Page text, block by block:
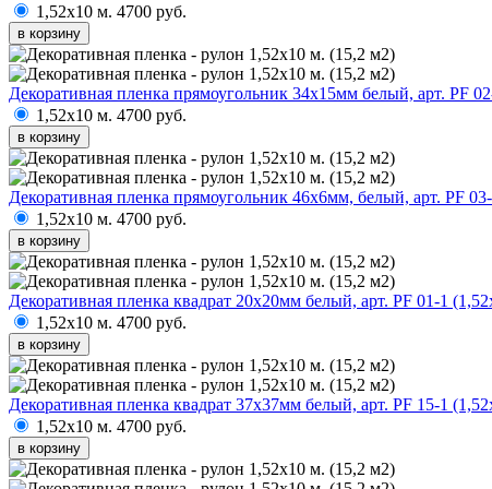
1,52х10 м. 4700 руб.
в корзину
Декоративная пленка прямоугольник 34х15мм белый, арт. PF
1,52х10 м. 4700 руб.
в корзину
Декоративная пленка прямоугольник 46х6мм, белый, арт. PF
1,52х10 м. 4700 руб.
в корзину
Декоративная пленка квадрат 20х20мм белый, арт. PF 01-1
1,52х10 м. 4700 руб.
в корзину
Декоративная пленка квадрат 37х37мм белый, арт. PF 15-1
1,52х10 м. 4700 руб.
в корзину